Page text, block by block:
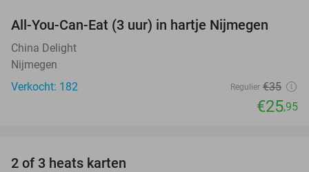
26%
All-You-Can-Eat (3 uur) in hartje Nijmegen
China Delight
Nijmegen
Verkocht: 182
Regulier €35
€25,95
2 of 3 heats karten